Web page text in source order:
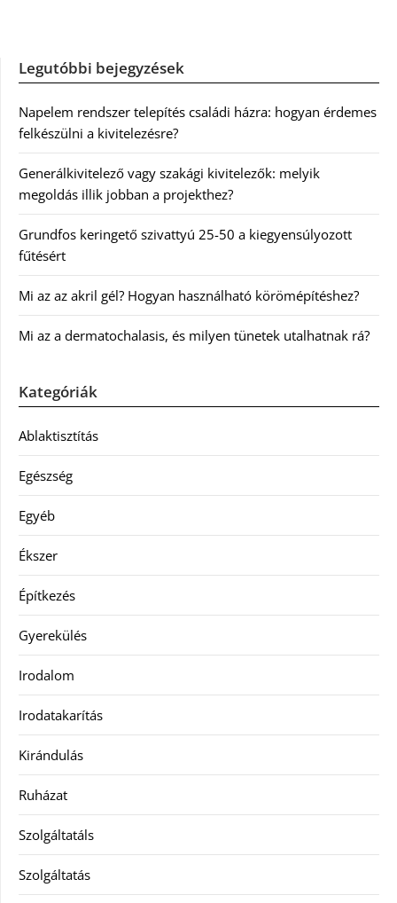
Legutóbbi bejegyzések
Napelem rendszer telepítés családi házra: hogyan érdemes
felkészülni a kivitelezésre?
Generálkivitelező vagy szakági kivitelezők: melyik
megoldás illik jobban a projekthez?
Grundfos keringető szivattyú 25-50 a kiegyensúlyozott
fűtésért
Mi az az akril gél? Hogyan használható körömépítéshez?
Mi az a dermatochalasis, és milyen tünetek utalhatnak rá?
Kategóriák
Ablaktisztítás
Egészség
Egyéb
Ékszer
Építkezés
Gyerekülés
Irodalom
Irodatakarítás
Kirándulás
Ruházat
Szolgáltatáls
Szolgáltatás